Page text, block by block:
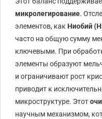
микролегирование.
элементов, как Ниобий (
часто на общую сумму
ключевыми. При
элементы образуют
и ограничивают рост
приводит к
микроструктуре. Этот
научным механизмом,